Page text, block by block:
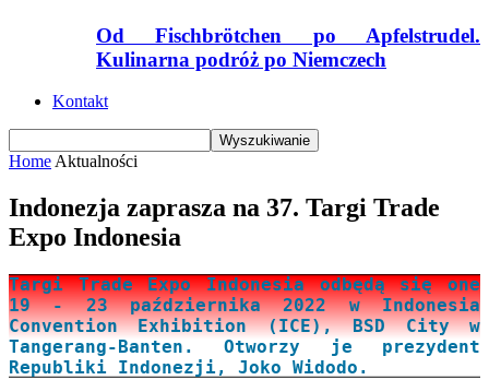
Od Fischbrötchen po Apfelstrudel.
Kulinarna podróż po Niemczech
Kontakt
Home Aktualności
Indonezja zaprasza na 37. Targi Trade
Expo Indonesia
TargiTrade Expo Indonesiaodbędą się one
19 - 23 października 2022 w Indonesia
Convention Exhibition (ICE), BSD City w
Tangerang-Banten. Otworzy je prezydent
Republiki Indonezji, Joko Widodo.